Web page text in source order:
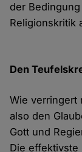
der
Religionskritik
Den
Wie verringert
also den
Gott und
Die effektivste